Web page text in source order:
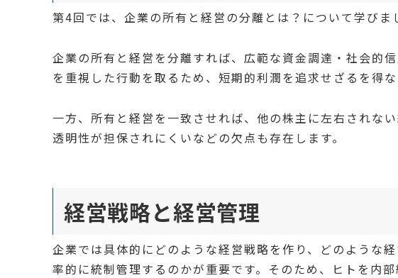
第4回では、企業の所有と経営の分離とは？について学びま
企業の所有と経営を分離すれば、広範な資金調達・社会的
を重視した行動を取るため、短期的利潤を追求せざるを得
一方、所有と経営を一致させれば、他の株主に左右されな
透明性が担保されにくいなどの欠点も存在します。
経営戦略と経営管理
企業では具体的にどのような経営戦略を作り、どのような
率的に統制管理するのかが重要です。そのため、ヒトを内